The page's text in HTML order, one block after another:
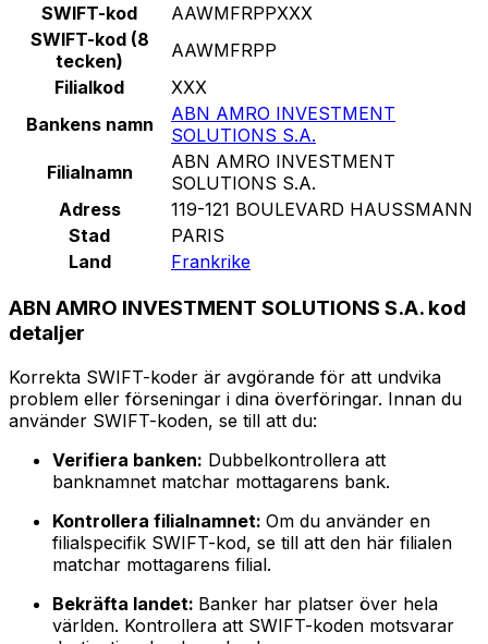
SWIFT-kod
AAWMFRPPXXX
SWIFT-kod (8
tecken)
AAWMFRPP
Filialkod
XXX
Bankens namn
ABN AMRO INVESTMENT
SOLUTIONS S.A.
Filialnamn
ABN AMRO INVESTMENT
SOLUTIONS S.A.
Adress
119-121 BOULEVARD HAUSSMANN
Stad
PARIS
Land
Frankrike
ABN AMRO INVESTMENT SOLUTIONS S.A. kod
detaljer
Korrekta SWIFT-koder är avgörande för att undvika
problem eller förseningar i dina överföringar. Innan du
använder SWIFT-koden, se till att du:
Verifiera banken: Dubbelkontrollera att
banknamnet matchar mottagarens bank.
Kontrollera filialnamnet: Om du använder en
filialspecifik SWIFT-kod, se till att den här filialen
matchar mottagarens filial.
Bekräfta landet: Banker har platser över hela
världen. Kontrollera att SWIFT-koden motsvarar